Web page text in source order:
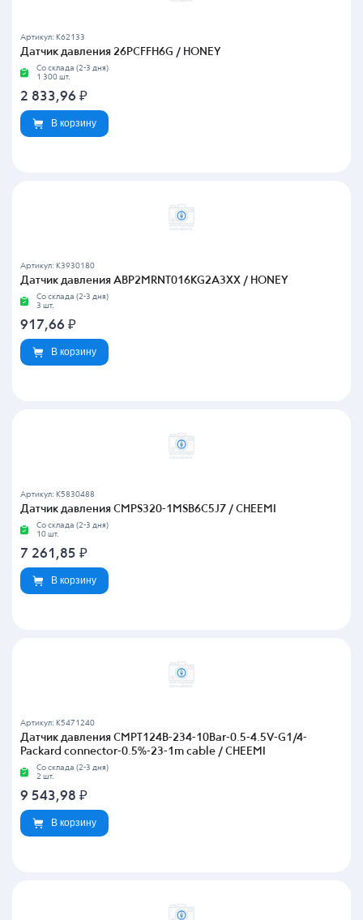
Артикул: K62133
Датчик давления 26PCFFH6G / HONEY
Со склада (2-3 дня)
1 300 шт.
2 833,96 ₽
В корзину
Артикул: K3930180
Датчик давления ABP2MRNT016KG2A3XX / HONEY
Со склада (2-3 дня)
3 шт.
917,66 ₽
В корзину
Артикул: K5830488
Датчик давления CMPS320-1MSB6C5J7 / CHEEMI
Со склада (2-3 дня)
10 шт.
7 261,85 ₽
В корзину
Артикул: K5471240
Датчик давления CMPT124B-234-10Bar-0.5-4.5V-G1/4-
Packard connector-0.5%-23-1m cable / CHEEMI
Со склада (2-3 дня)
2 шт.
9 543,98 ₽
В корзину